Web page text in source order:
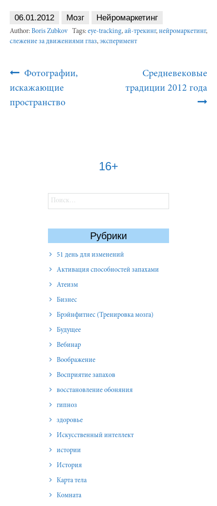
06.01.2012 Мозг Нейромаркетинг
Author: Boris Zubkov Tags: eye-tracking, ай-трекинг, нейромаркетинг,
слежение за движениями глаз, эксперимент
Post
Navigation
Фотографии,
искажающие
пространство
Средневековые
традиции 2012 года
16+
Найти:
Рубрики
51 день для изменений
Активация способностей запахами
Атеизм
Бизнес
Брэйнфитнес (Тренировка мозга)
Будущее
Вебинар
Воображение
Восприятие запахов
восстановление обоняния
гипноз
здоровье
Искусственный интеллект
истории
История
Карта тела
Комната